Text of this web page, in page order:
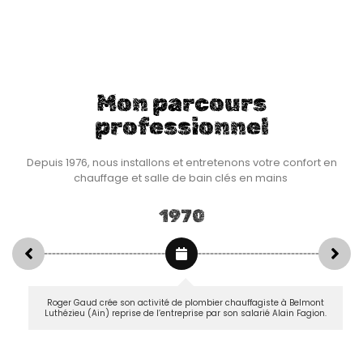
Mon parcours
professionnel
Depuis 1976, nous installons et entretenons votre confort en
chauffage et salle de bain clés en mains
1970
Roger Gaud crée son activité de plombier chauffagiste à Belmont
Luthézieu (Ain) reprise de l’entreprise par son salarié Alain Fagion.